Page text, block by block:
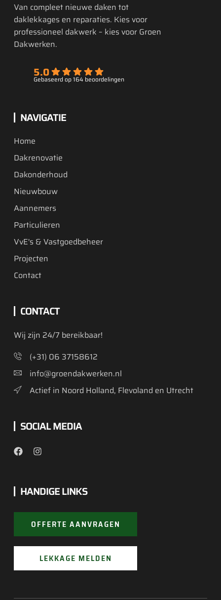
Van compleet nieuwe daken tot
daklekkages en reparaties. Kies voor
professioneel dakwerk – kies voor Groen
Dakwerken.
5.0
Gebaseerd op 164 beoordelingen
NAVIGATIE
Home
Dakrenovatie
Dakonderhoud
Nieuwbouw
Aannemers
Particulieren
VvE's & Vastgoedbeheer
Projecten
Contact
CONTACT
Wij zijn 24/7 bereikbaar!
(+31) 06 37158612
info@groendakwerken.nl
Actief in Noord Holland, Flevoland en Utrecht
SOCIAL MEDIA
HANDIGE LINKS
OFFERTE AANVRAGEN
LEKKAGE MELDEN